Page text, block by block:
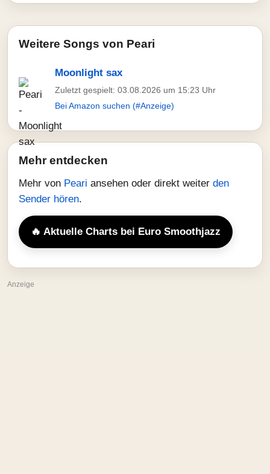
Weitere Songs von Peari
Moonlight sax
Zuletzt gespielt: 03.08.2026 um 15:23 Uhr
Bei Amazon suchen (#Anzeige)
Mehr entdecken
Mehr von Peari ansehen oder direkt weiter den
Sender hören.
🔥 Aktuelle Charts bei Euro Smoothjazz
Anzeige